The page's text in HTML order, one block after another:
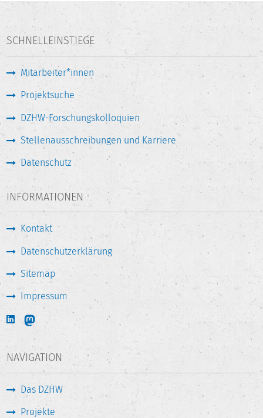
SCHNELLEINSTIEGE
Mitarbeiter*innen
Projektsuche
DZHW-Forschungskolloquien
Stellenausschreibungen und Karriere
Datenschutz
INFORMATIONEN
Kontakt
Datenschutzerklärung
Sitemap
Impressum
NAVIGATION
Das DZHW
Projekte